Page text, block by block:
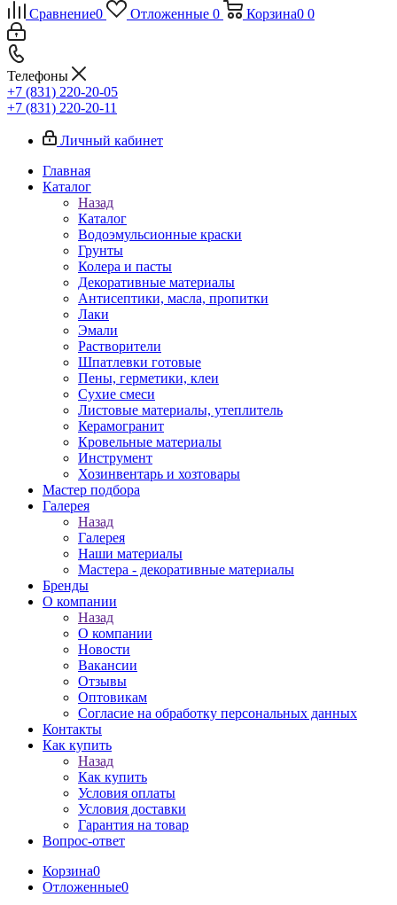
Сравнение0 Отложенные 0 Корзина0 0
Телефоны
+7 (831) 220-20-05
+7 (831) 220-20-11
Личный кабинет
Главная
Каталог
Назад
Каталог
Водоэмульсионные краски
Грунты
Колера и пасты
Декоративные материалы
Антисептики, масла, пропитки
Лаки
Эмали
Растворители
Шпатлевки готовые
Пены, герметики, клеи
Сухие смеси
Листовые материалы, утеплитель
Керамогранит
Кровельные материалы
Инструмент
Хозинвентарь и хозтовары
Мастер подбора
Галерея
Назад
Галерея
Наши материалы
Мастера - декоративные материалы
Бренды
О компании
Назад
О компании
Новости
Вакансии
Отзывы
Оптовикам
Cогласие на обработку персональных данных
Контакты
Как купить
Назад
Как купить
Условия оплаты
Условия доставки
Гарантия на товар
Вопрос-ответ
Корзина0
Отложенные0